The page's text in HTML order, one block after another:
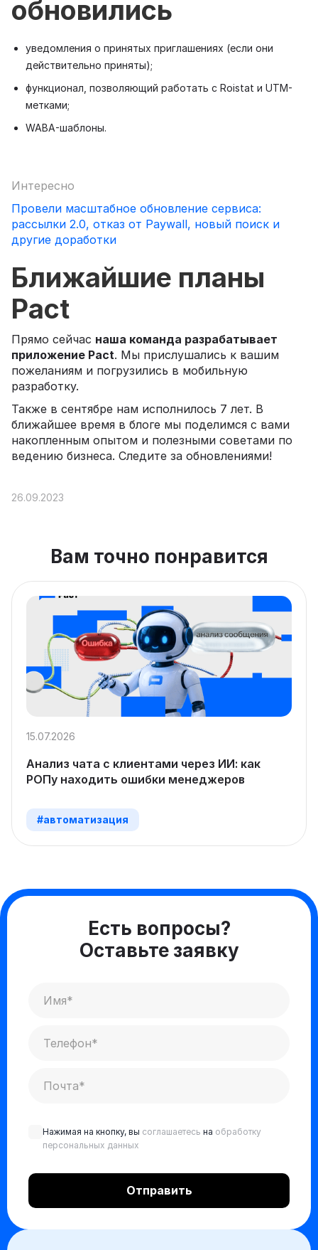
обновились
уведомления о принятых приглашениях (если они
действительно приняты);
функционал, позволяющий работать с Roistat и UTM-
метками;
WABA-шаблоны.
Интересно
Провели масштабное обновление сервиса:
рассылки 2.0, отказ от Paywall, новый поиск и
другие доработки
Ближайшие планы
Pact
Прямо сейчас наша команда разрабатывает
приложение Pact. Мы прислушались к вашим
пожеланиям и погрузились в мобильную
разработку.
Также в сентябре нам исполнилось 7 лет. В
ближайшее время в блоге мы поделимся с вами
накопленным опытом и полезными советами по
ведению бизнеса. Следите за обновлениями!
26.09.2023
Вам точно понравится
#автоматизация
15.07.2026
Анализ чата с клиентами через ИИ: как
РОПу находить ошибки менеджеров
Есть вопросы?
Оставьте заявку
Нажимая на кнопку, вы соглашаетесь на обработку
персональных данных